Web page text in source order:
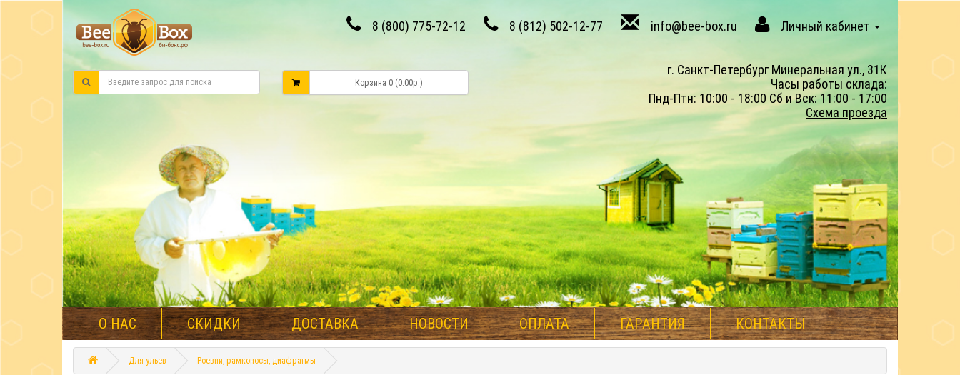
8 (800) 775-72-12 8 (812) 502-12-77 info@bee-box.ru Личный кабинет
Корзина 0 (0.00р.)
г. Санкт-Петербург Минеральная ул., 31К
Часы работы склада:
Пнд-Птн: 10:00 - 18:00 Сб и Вск: 11:00 - 17:00
Схема проезда
О НАС СКИДКИ ДОСТАВКА НОВОСТИ ОПЛАТА ГАРАНТИЯ КОНТАКТЫ
Для ульев Роевни, рамконосы, диафрагмы